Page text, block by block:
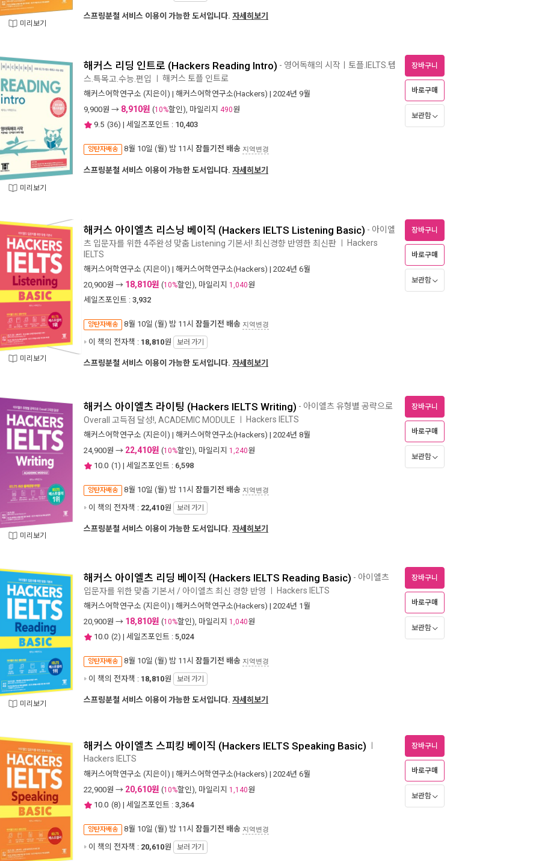
미리보기
스프링분철 서비스 이용이 가능한 도서입니다. 자세히보기
미리보기
해커스 리딩 인트로 (Hackers Reading Intro) - 영어독해의 시작ㅣ토플.IELTS.텝
스.특목고.수능.편입 해커스 토플 인트로
해커스어학연구소 (지은이) | 해커스어학연구소(Hackers) | 2024년 9월
9,900원 → 8,910원 (10%할인), 마일리지 490원
9.5 (36) | 세일즈포인트 : 10,403
양탄자배송 8월 10일 (월) 밤 11시 잠들기전 배송 지역변경
장바구니
바로구매
보관함
스프링분철 서비스 이용이 가능한 도서입니다. 자세히보기
미리보기
해커스 아이엘츠 리스닝 베이직 (Hackers IELTS Listening Basic) - 아이엘
츠 입문자를 위한 4주완성 맞춤 Listening 기본서! 최신경향 반영한 최신판 Hackers
IELTS
해커스어학연구소 (지은이) | 해커스어학연구소(Hackers) | 2024년 6월
20,900원 → 18,810원 (10%할인), 마일리지 1,040원
세일즈포인트 : 3,932
양탄자배송 8월 10일 (월) 밤 11시 잠들기전 배송 지역변경
이 책의 전자책 : 18,810원 보러 가기
장바구니
바로구매
보관함
스프링분철 서비스 이용이 가능한 도서입니다. 자세히보기
미리보기
해커스 아이엘츠 라이팅 (Hackers IELTS Writing) - 아이엘츠 유형별 공략으로
Overall 고득점 달성!, ACADEMIC MODULE Hackers IELTS
해커스어학연구소 (지은이) | 해커스어학연구소(Hackers) | 2024년 8월
24,900원 → 22,410원 (10%할인), 마일리지 1,240원
10.0 (1) | 세일즈포인트 : 6,598
양탄자배송 8월 10일 (월) 밤 11시 잠들기전 배송 지역변경
이 책의 전자책 : 22,410원 보러 가기
장바구니
바로구매
보관함
스프링분철 서비스 이용이 가능한 도서입니다. 자세히보기
미리보기
해커스 아이엘츠 리딩 베이직 (Hackers IELTS Reading Basic) - 아이엘츠
입문자를 위한 맞춤 기본서 / 아이엘츠 최신 경향 반영 Hackers IELTS
해커스어학연구소 (지은이) | 해커스어학연구소(Hackers) | 2024년 1월
20,900원 → 18,810원 (10%할인), 마일리지 1,040원
10.0 (2) | 세일즈포인트 : 5,024
양탄자배송 8월 10일 (월) 밤 11시 잠들기전 배송 지역변경
이 책의 전자책 : 18,810원 보러 가기
장바구니
바로구매
보관함
스프링분철 서비스 이용이 가능한 도서입니다. 자세히보기
해커스 아이엘츠 스피킹 베이직 (Hackers IELTS Speaking Basic)
Hackers IELTS
해커스어학연구소 (지은이) | 해커스어학연구소(Hackers) | 2024년 6월
22,900원 → 20,610원 (10%할인), 마일리지 1,140원
10.0 (8) | 세일즈포인트 : 3,364
양탄자배송 8월 10일 (월) 밤 11시 잠들기전 배송 지역변경
이 책의 전자책 : 20,610원 보러 가기
장바구니
바로구매
보관함